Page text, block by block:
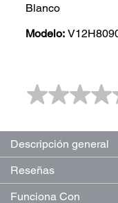
Blanco
Modelo:
Descripción general
Reseñas
Funciona Con